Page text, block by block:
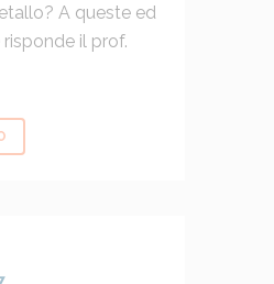
A queste ed
il prof.